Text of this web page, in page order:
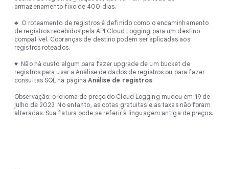
armazenamento fixo de 400 dias.
♣ O roteamento de registros é definido como o encaminhamento
de registros recebidos pela API Cloud Logging para um destino
compatível. Cobranças de destino podem ser aplicadas aos
registros roteados.
♥ Não há custo algum para fazer upgrade de um bucket de
registros para usar a Análise de dados de registros ou para fazer
consultas SQL na páginaAnálise de registros.
Observação: o idioma de preço do Cloud Logging mudou em 19 de
julho de 2023. No entanto, as cotas gratuitas e as taxas não foram
alteradas. Sua fatura pode se referir à linguagem antiga de preços.